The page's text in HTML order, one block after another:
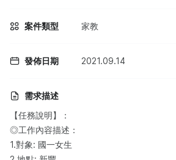
案件類型 家教
發佈日期 2021.09.14
需求描述
【任務說明】：​
◎工作內容描述：​
1.對象: 國一女生